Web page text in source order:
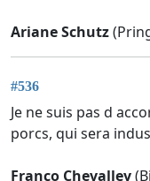
Ariane Schutz
#536
Je ne suis pas d
porcs, qui sera
Franco Chevalley